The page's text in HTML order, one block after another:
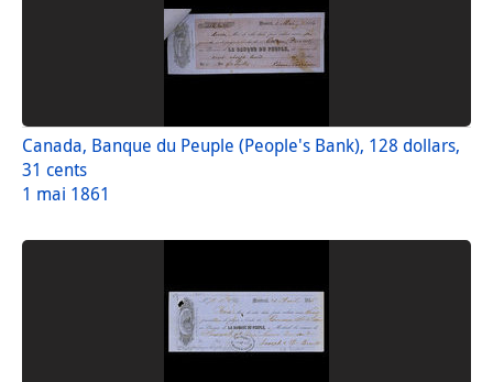
Canada, Banque du Peuple (People's Bank), 128 dollars,
31 cents
1 mai 1861